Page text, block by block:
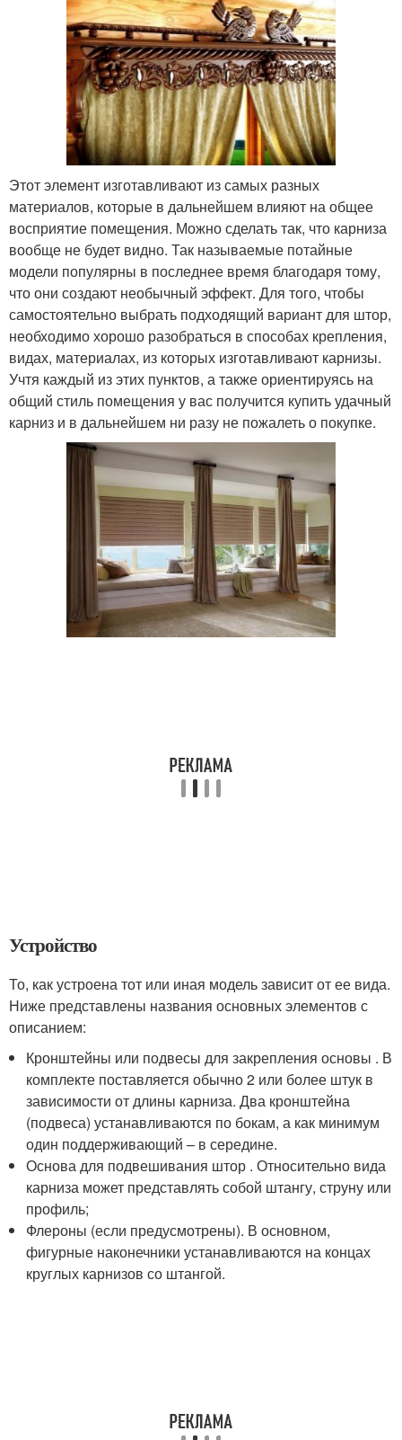
Этот элемент изготавливают из самых разных
материалов, которые в дальнейшем влияют на общее
восприятие помещения. Можно сделать так, что карниза
вообще не будет видно. Так называемые потайные
модели популярны в последнее время благодаря тому,
что они создают необычный эффект. Для того, чтобы
самостоятельно выбрать подходящий вариант для штор,
необходимо хорошо разобраться в способах крепления,
видах, материалах, из которых изготавливают карнизы.
Учтя каждый из этих пунктов, а также ориентируясь на
общий стиль помещения у вас получится купить удачный
карниз и в дальнейшем ни разу не пожалеть о покупке.
Устройство
То, как устроена тот или иная модель зависит от ее вида.
Ниже представлены названия основных элементов с
описанием:
Кронштейны или подвесы для закрепления основы . В
комплекте поставляется обычно 2 или более штук в
зависимости от длины карниза. Два кронштейна
(подвеса) устанавливаются по бокам, а как минимум
один поддерживающий – в середине.
Основа для подвешивания штор . Относительно вида
карниза может представлять собой штангу, струну или
профиль;
Флероны (если предусмотрены). В основном,
фигурные наконечники устанавливаются на концах
круглых карнизов со штангой.